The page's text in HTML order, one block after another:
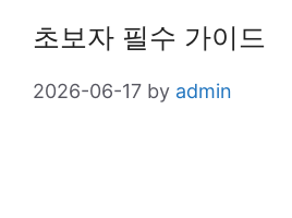
초보자 필수 가이드
2026-06-17 by admin